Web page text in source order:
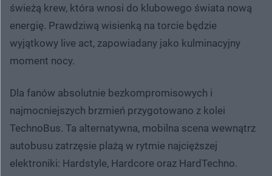
świeżą krew, która wnosi do klubowego świata nową
energię. Prawdziwą wisienką na torcie będzie
wyjątkowy live act, zapowiadany jako kulminacyjny
moment nocy.
Dla fanów absolutnie bezkompromisowych i
najmocniejszych brzmień przygotowano z kolei
TechnoBus. Ta alternatywna, mobilna scena wewnątrz
autobusu zatrzęsie plażą w rytmie najcięższej
elektroniki: Hardstyle, Hardcore oraz HardTechno.